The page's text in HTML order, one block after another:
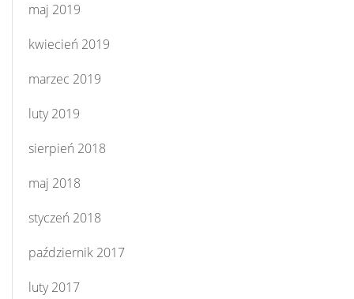
maj 2019
kwiecień 2019
marzec 2019
luty 2019
sierpień 2018
maj 2018
styczeń 2018
październik 2017
luty 2017